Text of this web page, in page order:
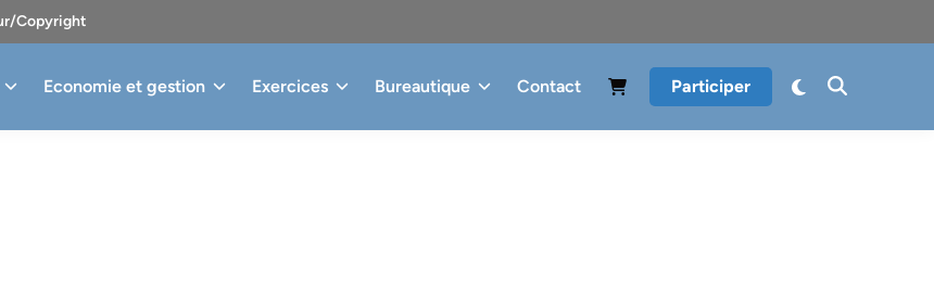
Copyright
Economie et gestion Exercices Bureautique Contact Participer